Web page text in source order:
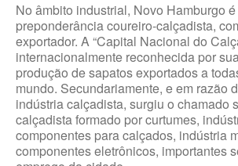
No âmbito industrial, Novo Hamburgo
preponderância coureiro-calçadista,
exportador. A “Capital Nacional do
internacionalmente reconhecida por
produção de sapatos exportados a
mundo. Secundariamente, e em razão
indústria calçadista, surgiu o chamado
calçadista formado por curtumes,
componentes para calçados, indústria
componentes eletrônicos, importantes